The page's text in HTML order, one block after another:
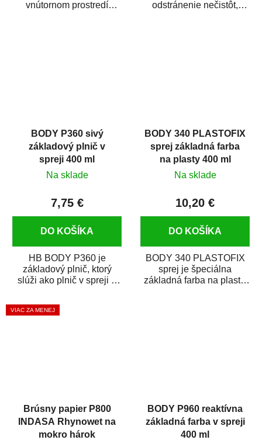
vnútornom prostredí
odstránenie nečistôt,
BODY P360 sivý
základový plnič v
spreji 400 ml
Na sklade
7,75 €
DO KOŠÍKA
HB BODY P360 je
základový plnič, ktorý
slúži ako plnič v spreji a
zároveň. HB BODY...
BODY 340 PLASTOFIX
sprej základná farba
na plasty 400 ml
Na sklade
10,20 €
DO KOŠÍKA
BODY 340 PLASTOFIX
sprej je špeciálna
základná farba na plasty,
VIAC ZA MENEJ
Brúsny papier P800
INDASA Rhynowet na
mokro hárok
BODY P960 reaktívna
základná farba v spreji
400 ml